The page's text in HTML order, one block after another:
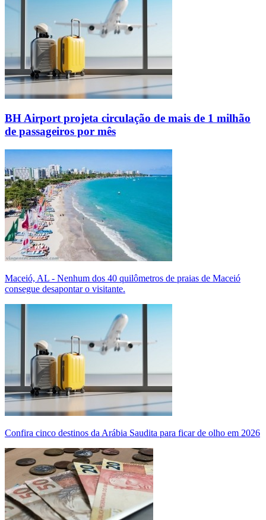
BH Airport projeta circulação de mais de 1 milhão
de passageiros por mês
Maceió, AL - Nenhum dos 40 quilômetros de praias de Maceió
consegue desapontar o visitante.
Confira cinco destinos da Arábia Saudita para ficar de olho em 2026